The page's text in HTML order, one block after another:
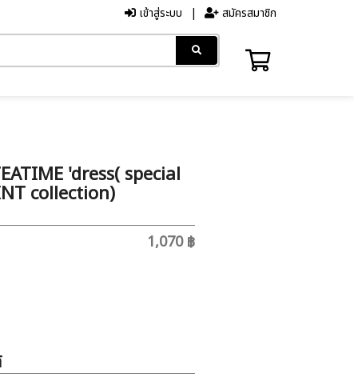
เข้าสู่ระบบ สมัครสมาชิก
'dress( special
collection)
1,070 ฿